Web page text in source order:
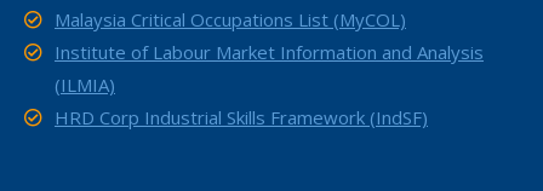
Malaysia Critical Occupations List (MyCOL)
Institute of Labour Market Information and Analysis
(ILMIA)
HRD Corp Industrial Skills Framework (IndSF)